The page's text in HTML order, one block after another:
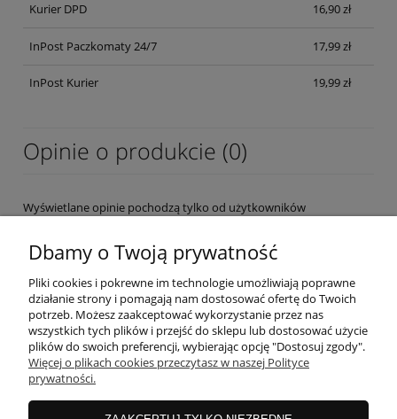
Kurier DPD 16,90 zł
InPost Paczkomaty 24/7 17,99 zł
InPost Kurier 19,99 zł
Opinie o produkcie (0)
Wyświetlane opinie pochodzą tylko od użytkowników
OBSŁUGA KLIENTA
MOJE KONTO
Dbamy o Twoją prywatność
Pliki cookies i pokrewne im technologie umożliwiają poprawne
działanie strony i pomagają nam dostosować ofertę do Twoich
potrzeb. Możesz zaakceptować wykorzystanie przez nas
wszystkich tych plików i przejść do sklepu lub dostosować użycie
plików do swoich preferencji, wybierając opcję "Dostosuj zgody".
Więcej o plikach cookies przeczytasz w naszej Polityce
prywatności.